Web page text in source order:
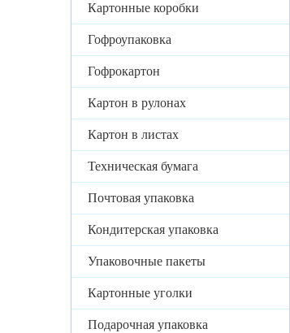
Картонные коробки
Гофроупаковка
Гофрокартон
Картон в рулонах
Картон в листах
Техническая бумага
Почтовая упаковка
Кондитерская упаковка
Упаковочные пакеты
Картонные уголки
Подарочная упаковка